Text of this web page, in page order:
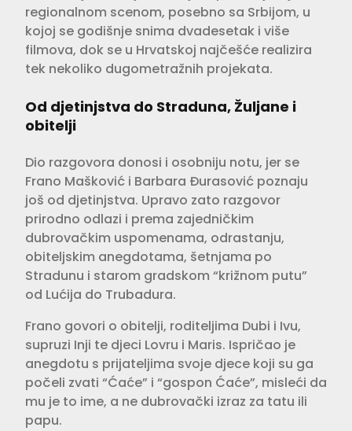
regionalnom scenom, posebno sa Srbijom, u
kojoj se godišnje snima dvadesetak i više
filmova, dok se u Hrvatskoj najčešće realizira
tek nekoliko dugometražnih projekata.
Od djetinjstva do Straduna, Žuljane i
obitelji
Dio razgovora donosi i osobniju notu, jer se
Frano Mašković i Barbara Đurasović poznaju
još od djetinjstva. Upravo zato razgovor
prirodno odlazi i prema zajedničkim
dubrovačkim uspomenama, odrastanju,
obiteljskim anegdotama, šetnjama po
Stradunu i starom gradskom “križnom putu”
od Lućija do Trubadura.
Frano govori o obitelji, roditeljima Dubi i Ivu,
supruzi Inji te djeci Lovru i Maris. Ispričao je
anegdotu s prijateljima svoje djece koji su ga
počeli zvati “Ćaće” i “gospon Ćaće”, misleći da
mu je to ime, a ne dubrovački izraz za tatu ili
papu.